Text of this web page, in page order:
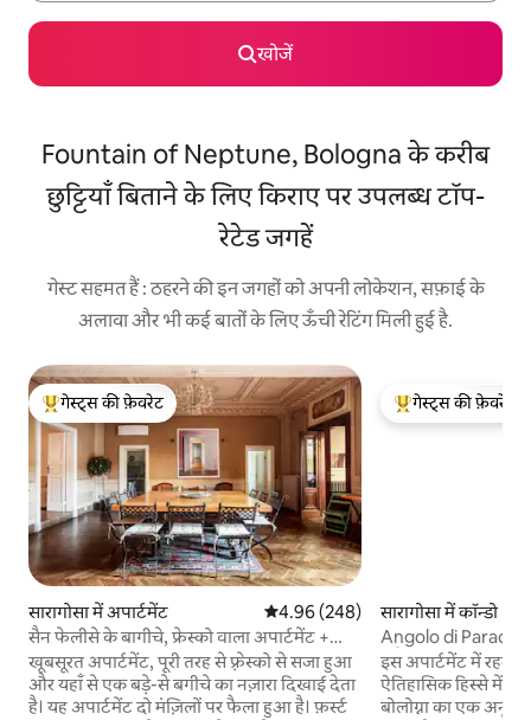
खोजें
Fountain of Neptune, Bologna के करीब
छुट्टियाँ बिताने के लिए किराए पर उपलब्ध टॉप-
रेटेड जगहें
गेस्ट सहमत हैं : ठहरने की इन जगहों को अपनी लोकेशन, सफ़ाई के
अलावा और भी कई बातों के लिए ऊँची रेटिंग मिली हुई है.
गेस्ट्स का टॉप फ़ेवरेट
गेस्ट्स की फ़ेवरेट
सारागोसा में अपार्टमेंट औसत रेटिंग 5 में से 4.96, 248 समीक्षाएँ
4.96 (248)
सैन फेलीसे के बागीचे, फ्रेस्को वाला अपार्टमेंट +
बगीचा
खूबसूरत अपार्टमेंट, पूरी तरह से फ़्रेस्को से सजा हुआ
और यहाँ से एक बड़े-से बगीचे का नज़ारा दिखाई देता
है। यह अपार्टमेंट दो मंज़िलों पर फैला हुआ है। फ़र्स्ट
गेस्ट्स का टॉप फ़ेवरेट
गेस्ट्स की फ़ेवरेट
सारागोसा में कॉन्डो
Angolo di
फ़्लैट
इस अपार्टमेंट में रहने
ऐतिहासिक हिस्से में
बोलोग्ना का एक अनूठा